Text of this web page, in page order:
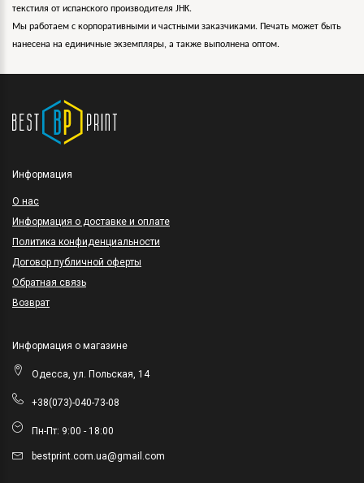
текстиля от испанского производителя JHK.
Мы работаем с корпоративными и частными заказчиками. Печать может быть
нанесена на единичные экземпляры, а также выполнена оптом.
Информация
O нас
Информация о доставке и оплате
Политика конфиденциальности
Договор публичной оферты
Обратная связь
Возврат
Информация о магазине
Одесса, ул. Польская, 14
+38(073)-040-73-08
Пн-Пт: 9:00 - 18:00
bestprint.com.ua@gmail.com